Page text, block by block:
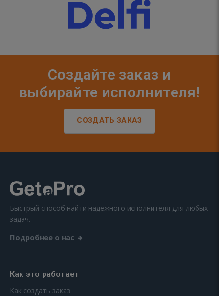
Создайте заказ и
выбирайте исполнителя!
СОЗДАТЬ ЗАКАЗ
Быстрый способ найти надежного исполнителя для любых
задач.
Подробнее о нас
Как это работает
Как создать заказ